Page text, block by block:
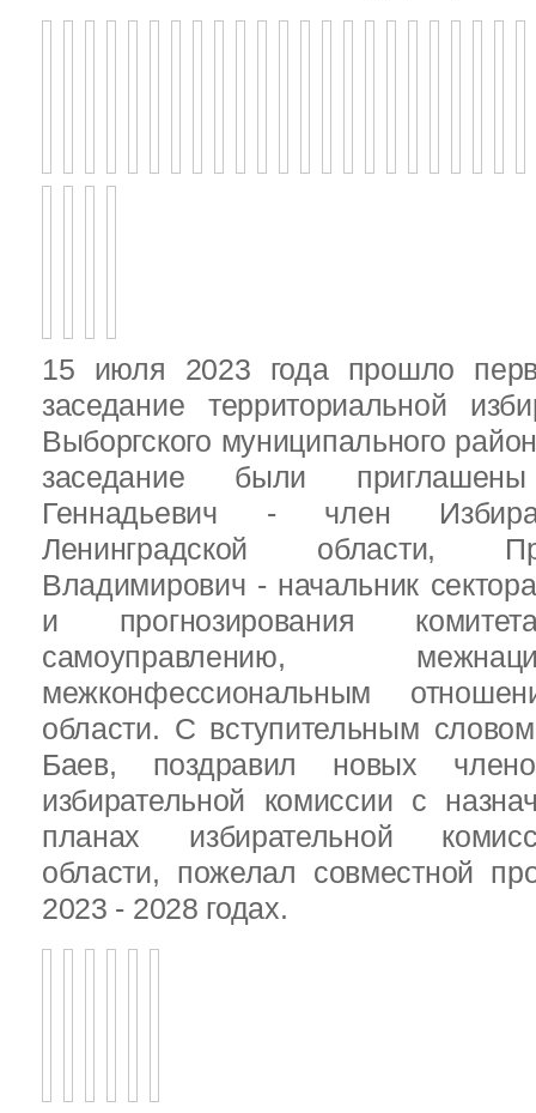
15 июля 2023 года прошло
заседание территориальной
Выборгского муниципального
заседание были
Геннадьевич - член
Ленинградской области,
Владимирович - начальник
и прогнозирования
самоуправлению,
межконфессиональным
области. С вступительным
Баев, поздравил новых
избирательной комиссии с
планах избирательной
области, пожелал совместной
2023 - 2028 годах.